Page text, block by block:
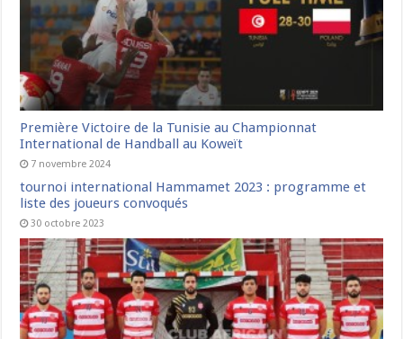
Première Victoire de la Tunisie au Championnat
International de Handball au Koweït
7 novembre 2024
tournoi international Hammamet 2023 : programme et
liste des joueurs convoqués
30 octobre 2023